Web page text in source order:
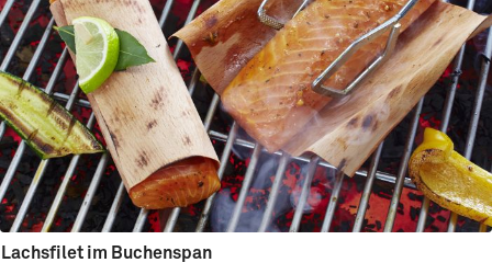
Lachsfilet im Buchenspan